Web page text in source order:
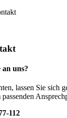
an uns?
lassen Sie sich
112